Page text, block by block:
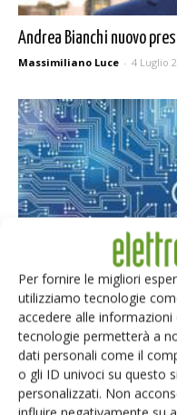
Per fornire le migliori
utilizziamo tecnologie
accedere alle
tecnologie permetterà a
dati personali come il
o gli ID univoci su questo
personalizzati. Non
Andrea Bianchi nuovo
Massimiliano Luce - 4 Luglio
Disponibile la seconda
PRIMEFLEX
Massimiliano Luce - 17